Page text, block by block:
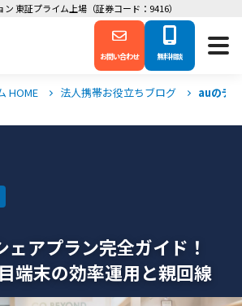
東証プライム上場（証券コード：9416）
お問い合わせ 無料相談
HOME 法人携帯お役立ちブログ auのデ
アプラン完全ガイド！
端末の効率運用と親回線